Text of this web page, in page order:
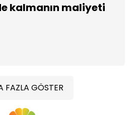
kalmanın maliyeti
FAZLA GÖSTER